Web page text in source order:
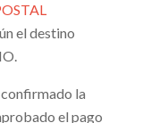
el destino
confirmado la
el pago